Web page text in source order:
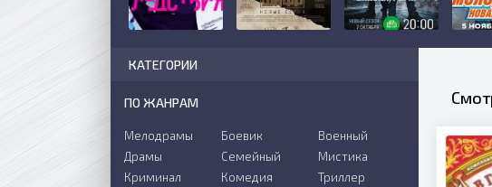
КАТЕГОРИИ
ПО ЖАНРАМ
Мелодрамы
Драмы
Криминал
Боевик
Семейный
Комедия
Военный
Мистика
Триллер